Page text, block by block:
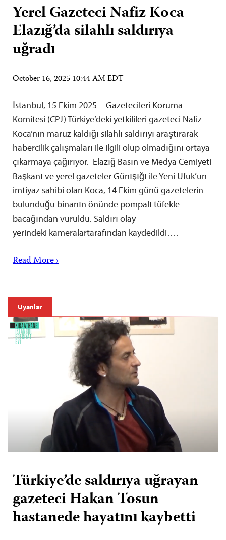
Yerel Gazeteci Nafiz Koca
Elazığ’da silahlı saldırıya
uğradı
October 16, 2025 10:44 AM EDT
İstanbul, 15 Ekim 2025—Gazetecileri Koruma
Komitesi (CPJ) Türkiye’deki yetkilileri gazeteci Nafiz
Koca’nın maruz kaldığı silahlı saldırıyı araştırarak
habercilik çalışmaları ile ilgili olup olmadığını ortaya
çıkarmaya çağırıyor. Elazığ Basın ve Medya Cemiyeti
Başkanı ve yerel gazeteler Günışığı ile Yeni Ufuk’un
imtiyaz sahibi olan Koca, 14 Ekim günü gazetelerin
bulunduğu binanın önünde pompalı tüfekle
bacağından vuruldu. Saldırı olay
yerindeki kameralartarafından kaydedildi….
Read More ›
Uyarılar
Türkiye’de saldırıya uğrayan
gazeteci Hakan Tosun
hastanede hayatını kaybetti